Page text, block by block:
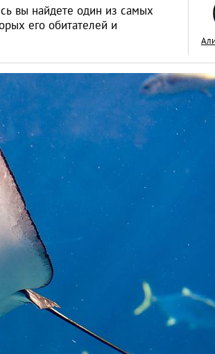
вы найдете один из самых
его обитателей и
ТОП-5 храмов
МЕСТА/МАРШРУТЫ